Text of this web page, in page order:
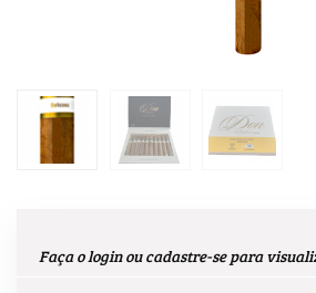
Faça o login ou cadastre-se para